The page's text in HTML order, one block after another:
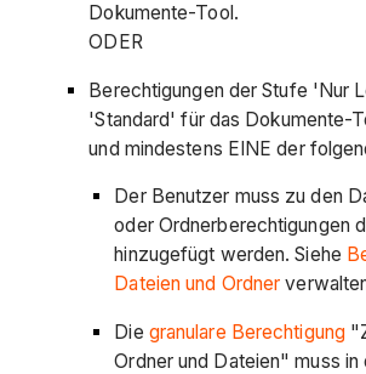
Dokumente-Tool.
ODER
Berechtigungen der Stufe 'Nur
'Standard' für das Dokumente-
und mindestens EINE der
Der Benutzer muss zu den
oder Ordnerberechtigungen
hinzugefügt werden. Siehe
Dateien und Ordner
Die granulare Berechtigung
Ordner und Dateien" muss in